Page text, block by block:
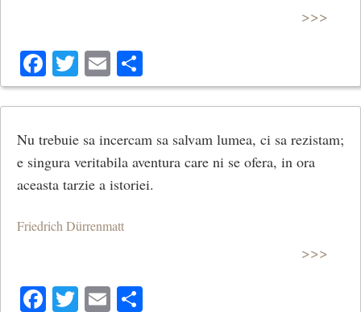
>>>
Facebook
Twitter
Email
Nu trebuie sa incercam sa salvam lumea, ci sa rezistam;
e singura veritabila aventura care ni se ofera, in ora
aceasta tarzie a istoriei.
Friedrich Dürrenmatt
>>>
Facebook
Twitter
Email